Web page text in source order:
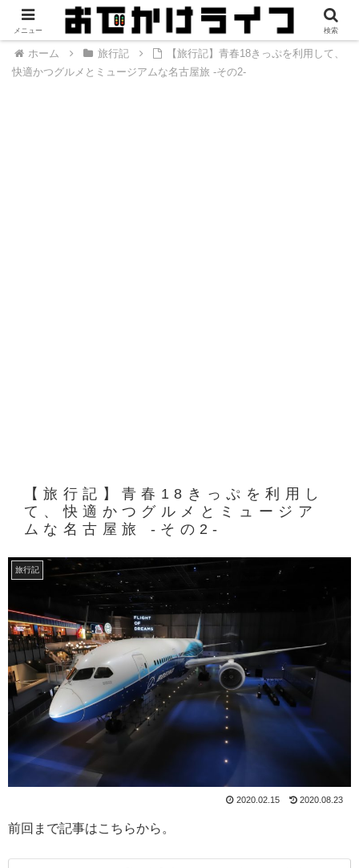
ホーム 旅行記
【旅行記】青春18きっぷを利用して、
快適かつグルメとミュージアムな名古屋旅 -その2-
【旅行記】青春18きっぷを利用し
て、快適かつグルメとミュージア
ムな名古屋旅 -その2-
旅行記
2020.02.15 2020.08.23
前回まで記事はこちらから。
メニュー 検索